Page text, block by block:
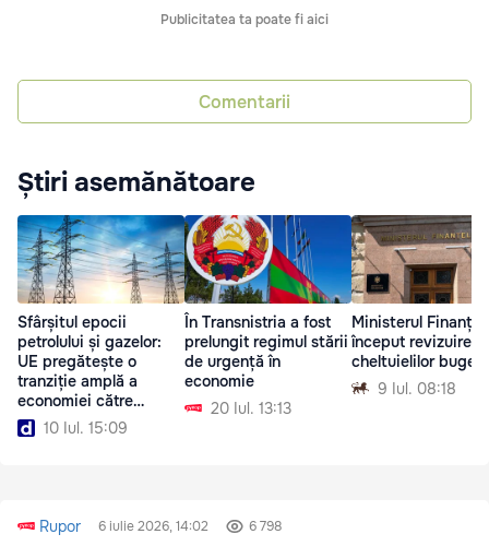
Publicitatea ta poate fi aici
Comentarii
Știri asemănătoare
Sfârșitul epocii
petrolului și gazelor:
UE pregătește o
tranziție amplă a
economiei către
energia electrică
10 Iul. 15:09
În Transnistria a fost
prelungit regimul stării
de urgență în
economie
20 Iul. 13:13
Ministerul
început revizuirea
cheltuielilor
9 Iul. 08:18
Rupor 6 iulie 2026, 14:02 6 798